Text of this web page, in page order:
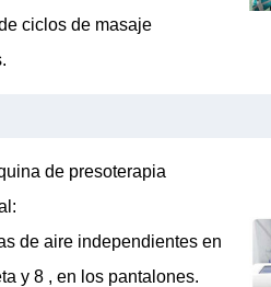
ciclos de masaje
de presoterapia
de aire independientes en
y 8 , en los pantalones.